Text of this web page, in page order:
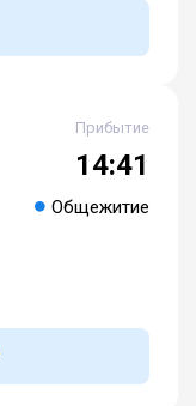
Прибытие
14:41
Общежитие